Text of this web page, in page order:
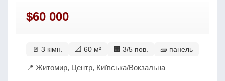
$60 000
🚪 3 кімн. 📐 60 м² 🏢 3/5 пов. 🧱 панель
📍 Житомир, Центр, Київська/Вокзальна